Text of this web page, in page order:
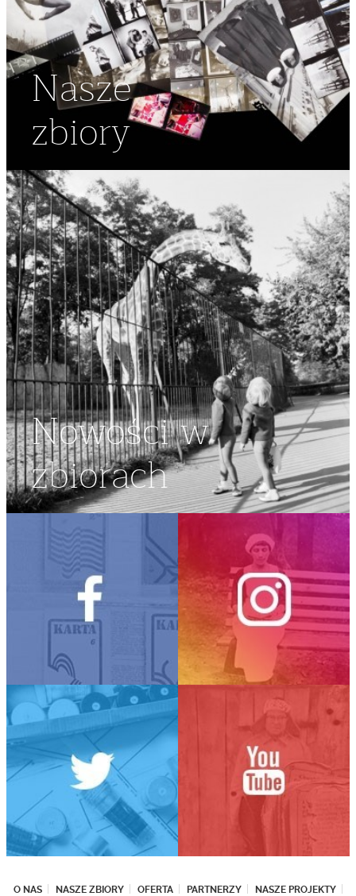
Nasze
zbiory
Nowości w
zbiorach
O NAS NASZE ZBIORY OFERTA PARTNERZY NASZE PROJEKTY